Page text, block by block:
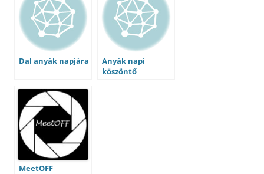
Dal anyák napjára
Anyák napi
köszöntő
MeetOFF